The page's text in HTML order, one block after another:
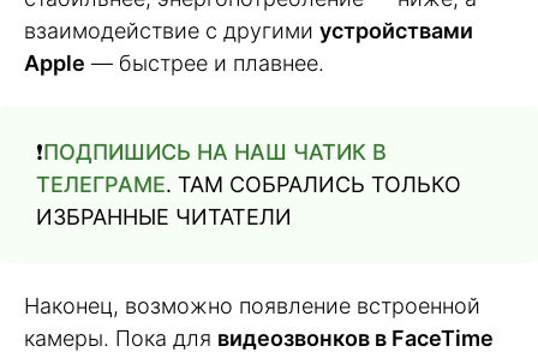
взаимодействие с другими устройствами
Apple — быстрее и плавнее.
❗️ПОДПИШИСЬ НА НАШ ЧАТИК В
ТЕЛЕГРАМЕ. ТАМ СОБРАЛИСЬ ТОЛЬКО
ИЗБРАННЫЕ ЧИТАТЕЛИ
Наконец, возможно появление встроенной
камеры. Пока для видеозвонков в FaceTime